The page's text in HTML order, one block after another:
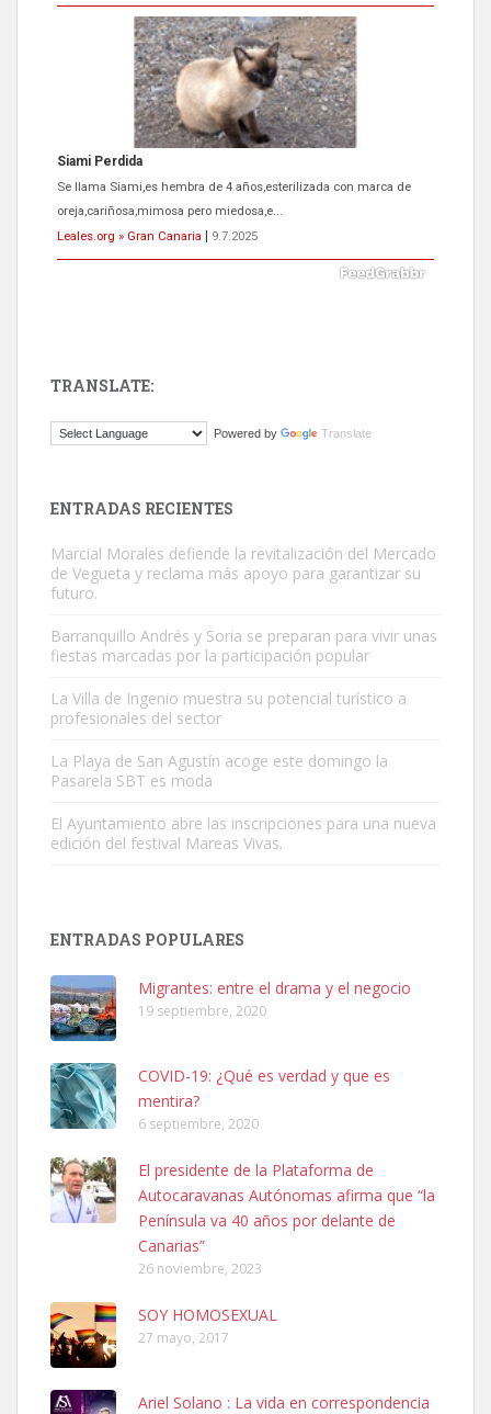
Siami Perdida
Se llama Siami,es hembra de 4 años,esterilizada con marca de
oreja,cariñosa,mimosa pero miedosa,e...
Leales.org » Gran Canaria
9.7.2025
El ayuntamiento se va a llevar a Los Gatos callejeros de la zona los
Gato manso encontrado
Este gato macho ha aparecido en la calle hace menos de un mes,
es muy manso y extremadamente cari...
Busco adopción responsable para mi perra. Pastor alemán,
Leales.org » Gran Canaria | 6.7.2025
SHIBA PERDIDO AVDA JOSE MESA Y LOPEZ
PERRO MACHO RAZA SHIBA CON MICROCHIP PERDIDO HOY
06/07/2025 ZONA MESA Y LOPEZ. ES MUY ASUSTADIZO
Leales.org » Gran Canaria
TRANSLATE:
Powered by Translate
ENTRADAS RECIENTES
Marcial Morales defiende la revitalización del Mercado
de Vegueta y reclama más apoyo para garantizar su
futuro.
Barranquillo Andrés y Soria se preparan para vivir unas
fiestas marcadas por la participación popular
La Villa de Ingenio muestra su potencial turístico a
profesionales del sector
La Playa de San Agustín acoge este domingo la
Pasarela SBT es moda
El Ayuntamiento abre las inscripciones para una nueva
edición del festival Mareas Vivas.
ENTRADAS POPULARES
Migrantes: entre el drama y el negocio
19 septiembre, 2020
COVID-19: ¿Qué es verdad y que es
mentira?
6 septiembre, 2020
El presidente de la Plataforma de
Autocaravanas Autónomas afirma que “la
Península va 40 años por delante de
Canarias”
26 noviembre, 2023
SOY HOMOSEXUAL
27 mayo, 2017
Ariel Solano : La vida en correspondencia